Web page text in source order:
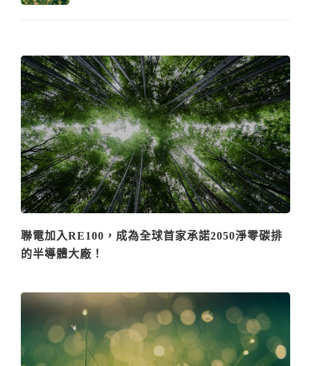
聯電加入RE100，成為全球首家承諾2050淨零碳排
的半導體大廠！